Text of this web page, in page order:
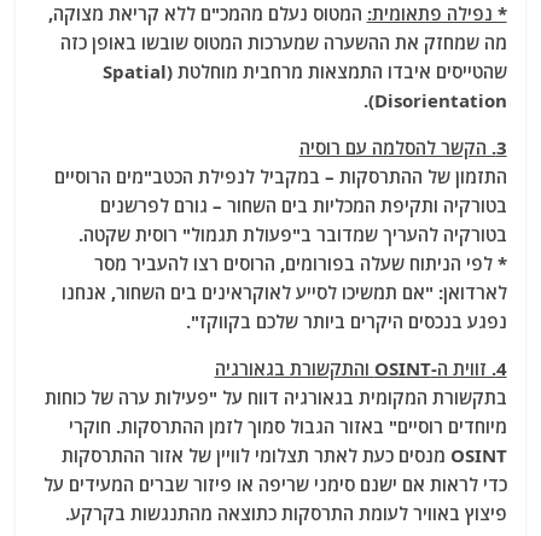
* נפילה פתאומית: המטוס נעלם מהמכ"ם ללא קריאת מצוקה,
מה שמחזק את ההשערה שמערכות המטוס שובשו באופן כזה
שהטייסים איבדו התמצאות מרחבית מוחלטת (Spatial
Disorientation).
3. הקשר להסלמה עם רוסיה
התזמון של ההתרסקות – במקביל לנפילת הכטב"מים הרוסיים
בטורקיה ותקיפת המכליות בים השחור – גורם לפרשנים
בטורקיה להעריך שמדובר ב"פעולת תגמול" רוסית שקטה.
* לפי הניתוח שעלה בפורומים, הרוסים רצו להעביר מסר
לארדואן: "אם תמשיכו לסייע לאוקראינים בים השחור, אנחנו
נפגע בנכסים היקרים ביותר שלכם בקווקז".
4. זווית ה-OSINT והתקשורת בגאורגיה
בתקשורת המקומית בגאורגיה דווח על "פעילות ערה של כוחות
מיוחדים רוסיים" באזור הגבול סמוך לזמן ההתרסקות. חוקרי
OSINT מנסים כעת לאתר תצלומי לוויין של אזור ההתרסקות
כדי לראות אם ישנם סימני שריפה או פיזור שברים המעידים על
פיצוץ באוויר לעומת התרסקות כתוצאה מהתנגשות בקרקע.